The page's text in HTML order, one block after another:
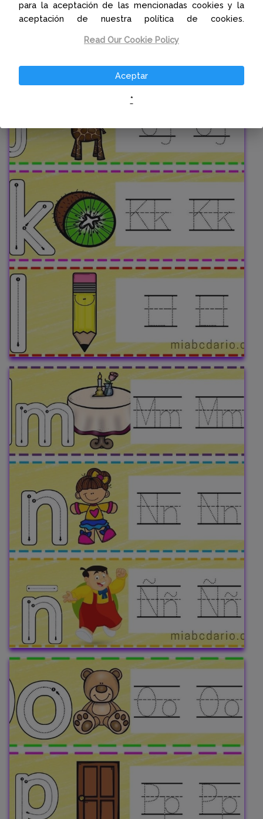
para la aceptación de las mencionadas cookies y la
aceptación de nuestra política de cookies.
Read Our Cookie Policy
Aceptar
*